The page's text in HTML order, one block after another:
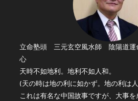
立命塾頭 三元玄空風水師 陰陽道
心
天時不如地利。地利不如人和。
(天の時は地の利に如かず。地の利は
これは有名な中国故事ですが、大事を